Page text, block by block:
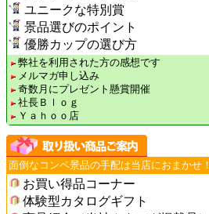
ユニークな特別賞
景品選びのポイント
優勝カップの選び方
弊社を利用された方の感想です
メルマガ申し込み
奇数月にプレゼント懸賞開催
社長Ｂｌｏｇ
Ｙａｈｏｏ店
面倒なコンペ景品の手配は当店におまかせ！
お買い得品コーナー
体験型カタログギフト